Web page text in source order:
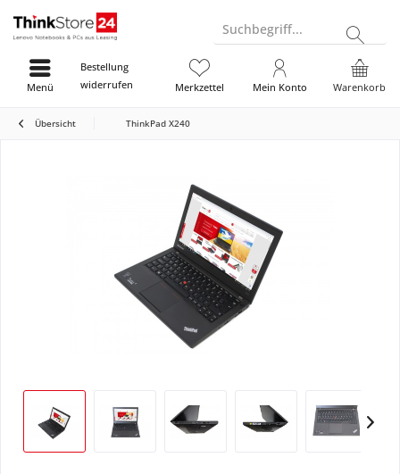
Suchbegriff...
Bestellung
widerrufen
Warenkorb
Merkzettel Mein Konto
Menü
Übersicht ThinkPad X240